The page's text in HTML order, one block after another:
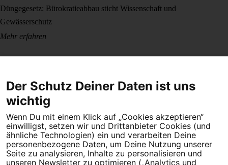
Düngegesetz: Bürokratieabbau sticht Wissenschaft und
Gewässerschutz
Mehr erfahren
Dein Engagement macht den Unterschied. Schließe Dich 4,5
Millionen Menschen an.
Newsletter bestellen
Der Schutz Deiner Daten ist uns
wichtig
Wenn Du mit einem Klick auf „Cookies akzeptieren“
einwilligst, setzen wir und Drittanbieter Cookies (und
ähnliche Technologien) ein und verarbeiten Deine
personenbezogene Daten, um Deine Nutzung unserer
Seite zu analysieren, Inhalte zu personalisieren und
unseren Newsletter zu optimieren („Analytics und